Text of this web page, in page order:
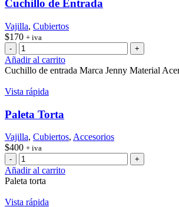
Cuchillo de Entrada
Vajilla, Cubiertos
$170 + iva
Cuchillo
de
Entrada
Añadir al carrito
Cuchillo de entrada Marca Jenny Material
Vista rápida
Paleta Torta
Vajilla, Cubiertos, Accesorios
$400 + iva
Paleta
Torta
cantidad
Añadir al carrito
Paleta torta
Vista rápida